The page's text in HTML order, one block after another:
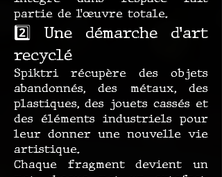
partie de l’œuvre totale.
2️⃣ Une démarche d’art
recyclé
Spiktri récupère des objets
abandonnés, des métaux, des
plastiques, des jouets cassés et
des éléments industriels pour
leur donner une nouvelle vie
artistique.
Chaque fragment devient un